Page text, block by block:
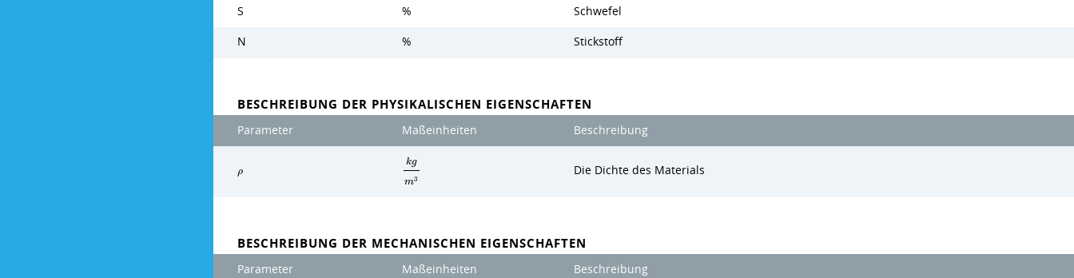
S % Schwefel
N % Stickstoff
BESCHREIBUNG DER PHYSIKALISCHEN EIGENSCHAFTEN
Parameter Maßeinheiten Beschreibung
ρ
kg
m3
Die Dichte des Materials
BESCHREIBUNG DER MECHANISCHEN EIGENSCHAFTEN
Parameter Maßeinheiten Beschreibung